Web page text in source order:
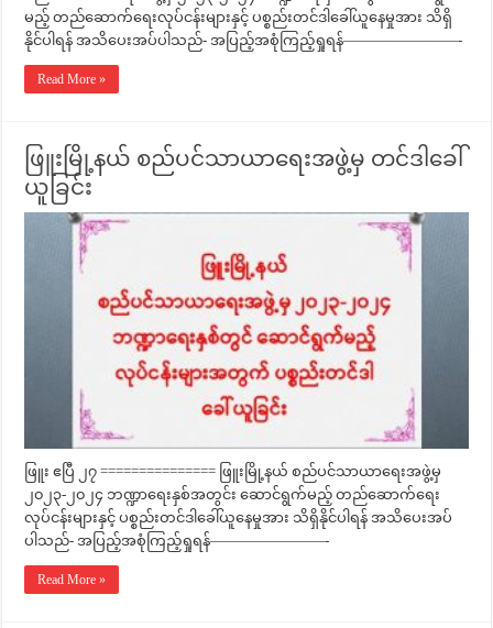
မည့် တည်ဆောက်ရေးလုပ်ငန်းများနှင့် ပစ္စည်းတင်ဒါခေါ်ယူနေမှုအား သိရှိ
နိုင်ပါရန် အသိပေးအပ်ပါသည်- အပြည့်အစုံကြည့်ရှုရန်————————-
Read More »
ဖြူးမြို့နယ် စည်ပင်သာယာရေးအဖွဲ့မှ တင်ဒါခေါ်
ယူခြင်း
ဖြူး ဧပြီ ၂၇ =============== ဖြူးမြို့နယ် စည်ပင်သာယာရေးအဖွဲ့မှ
၂၀၂၃-၂၀၂၄ ဘဏ္ဍာရေးနှစ်အတွင်း ဆောင်ရွက်မည့် တည်ဆောက်ရေး
လုပ်ငန်းများနှင့် ပစ္စည်းတင်ဒါခေါ်ယူနေမှုအား သိရှိနိုင်ပါရန် အသိပေးအပ်
ပါသည်- အပြည့်အစုံကြည့်ရှုရန်————————-
Read More »